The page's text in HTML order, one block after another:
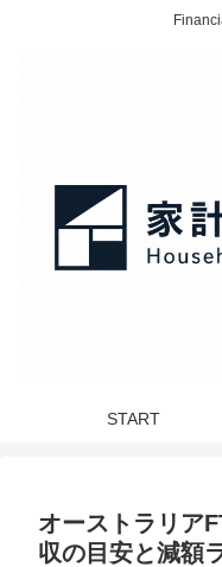
START
オーストラリア
収の目安と減額